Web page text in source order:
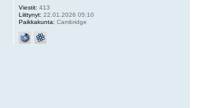
Viestit: 413
Liittynyt: 22.01.2026 05:10
Paikkakunta: Cambridge